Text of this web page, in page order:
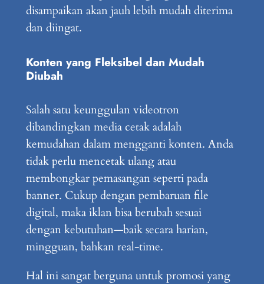
disampaikan akan jauh lebih mudah diterima
dan diingat.
Konten yang Fleksibel dan Mudah
Diubah
Salah satu keunggulan videotron
dibandingkan media cetak adalah
kemudahan dalam mengganti konten. Anda
tidak perlu mencetak ulang atau
membongkar pemasangan seperti pada
banner. Cukup dengan pembaruan file
digital, maka iklan bisa berubah sesuai
dengan kebutuhan—baik secara harian,
mingguan, bahkan real-time.
Hal ini sangat berguna untuk promosi yang